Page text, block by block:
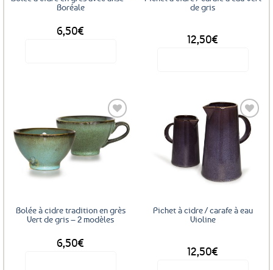
Boréale
6,50€
de gris
12,50€
plusieurs
variations.
peuvent
Ajouter
Bolée à cidre tradition en grès
Vert de gris – 2 modèles
6,50€
Ajouter
aux
favoris
Pichet à cidre / carafe à eau
Violine
12,50€